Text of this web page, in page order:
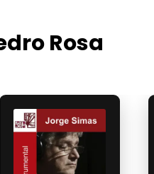
agências que criam de produção
conteúdo digital e social.
R$5.000,00
Rosa